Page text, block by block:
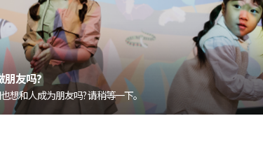
朋友吗?
想和人成为朋友吗? 请稍等一下。